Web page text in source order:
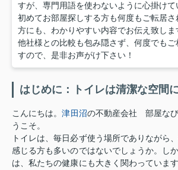
すが、専門用語を使わないように心掛けて
初めてお部屋探しする方も何度もご転居さ
方にも、わかりやすい内容でお伝え致しま
他社様との比較も包み隠さず、何度でもご
すので、是非お声がけ下さい！
はじめに：トイレは清潔な空間に
こんにちは。津田沼の不動産会社 部屋な
うこそ。
トイレは、毎日必ず使う場所でありながら
感じる方も多いのではないでしょうか。し
は、私たちの健康にも大きく関わっていま